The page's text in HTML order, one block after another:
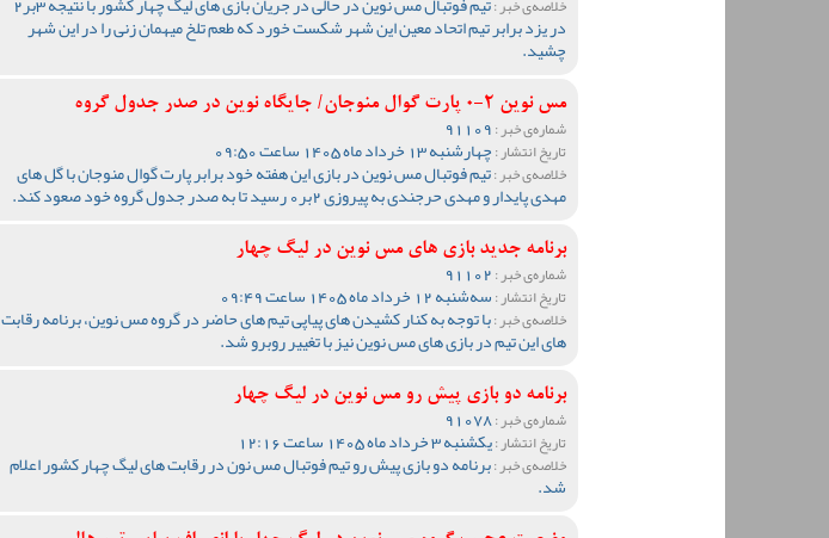
در یزد برابر تیم اتحاد معین این شهر شکست خورد که طعم تلخ میهمان زنی را در این شهر
چشید.
مس نوین 2-0 پارت گوال منوجان/ جایگاه نوین در صدر جدول گروه
شماره‌ی خبر :
تاریخ انتشار :چهارشنبه 13 خرداد ماه 1405 ساعت 09:50
خلاصه‌ی خبر :تیم فوتبال مس نوین در بازی این هفته خود برابر پارت گوال منوجان با گل های
مهدی پایدار و مهدی حرجندی به پیروزی 2بر0 رسید تا به صدر جدول گروه خود صعود کند.
برنامه جدید بازی های مس نوین در لیگ چهار
شماره‌ی خبر :
تاریخ انتشار :سه‌شنبه 12 خرداد ماه 1405 ساعت 09:49
خلاصه‌ی خبر :با توجه به کنار کشیدن های پیاپی تیم های حاضر در گروه مس نوین، برنامه رقابت
های این تیم در بازی های مس نوین نیز با تغییر روبرو شد.
برنامه دو بازی پیش رو مس نوین در لیگ چهار
شماره‌ی خبر :91078
تاریخ انتشار :یکشنبه 3 خرداد ماه 1405 ساعت 12:16
خلاصه‌ی خبر :برنامه دو بازی پیش رو تیم فوتبال مس نون در رقابت های لیگ چهار کشور اعلام
شد.